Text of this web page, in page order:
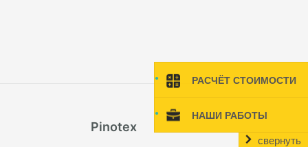
РАСЧЁТ СТОИМОСТИ
НАШИ РАБОТЫ
свернуть
Pinotex